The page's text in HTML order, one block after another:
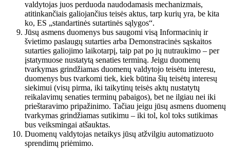
valdytojas juos perduoda naudodamasis mechanizmais,
atitinkančiais galiojančius teisės aktus, tarp kurių yra, be kita
ko, ES „standartinės sutartinės sąlygos“.
Jūsų asmens duomenys bus saugomi visą Informacinių ir
švietimo paslaugų sutarties arba Demonstracinės sąskaitos
sutarties galiojimo laikotarpį, taip pat po jų nutraukimo – per
įstatymuose nustatytą senaties terminą. Jeigu duomenų
tvarkymas grindžiamas duomenų valdytojo teisėtu interesu,
duomenys bus tvarkomi tiek, kiek būtina šių teisėtų interesų
siekimui (visų pirma, iki taikytinų teisės aktų nustatytų
reikalavimų senaties terminų pabaigos), bet ne ilgiau nei iki
prieštaravimo pripažinimo. Tačiau jeigu jūsų asmens duomenų
tvarkymas grindžiamas sutikimu – iki tol, kol toks sutikimas
bus veiksmingai atšauktas.
Duomenų valdytojas netaikys jūsų atžvilgiu automatizuoto
sprendimų priėmimo.